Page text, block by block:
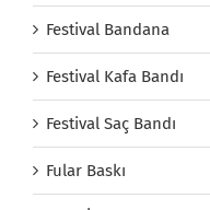
Festival Bandana
Festival Kafa Bandı
Festival Saç Bandı
Fular Baskı